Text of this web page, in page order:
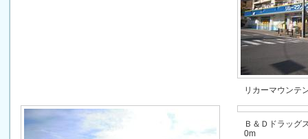
リカーマウンテ
Ｂ＆Ｄドラッグ
0m